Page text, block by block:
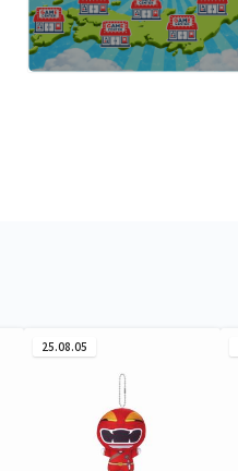
25.08.05